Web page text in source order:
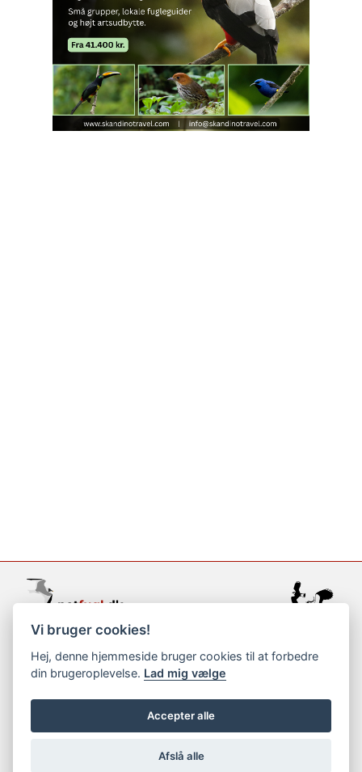
support@netfugl.dk
copyright © 2002-2023
Vi bruger cookies!
Hej, denne hjemmeside bruger cookies til at forbedre
din brugeroplevelse. Lad mig vælge
Accepter alle
Afslå alle